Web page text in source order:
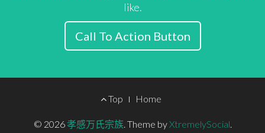
like.
Call To Action Button
Menu
Top Home
© 2026 孝感万氏宗族. Theme byXtremelySocial.